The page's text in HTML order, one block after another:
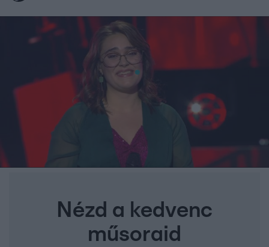
Nézd a kedvenc
műsoraid